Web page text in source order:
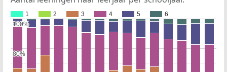
1 2 3 4 5 6
80%
80%
100%
100%